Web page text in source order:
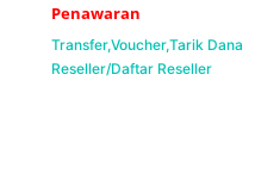
Penawaran
Transfer,Voucher,Tarik Dana
Reseller/Daftar Reseller